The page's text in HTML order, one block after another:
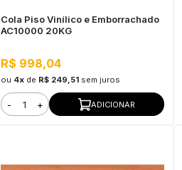
Cola Piso Vinílico e Emborrachado
AC10000 20KG
R$ 998,04
ou 4xde R$ 249,51 sem juros
- + ADICIONAR